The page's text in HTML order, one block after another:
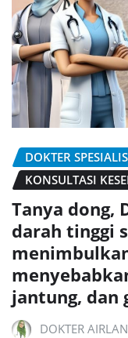
DOKTER
KONSULTASI
Tanya dong,
darah tinggi
jantung, dan
DOKTER